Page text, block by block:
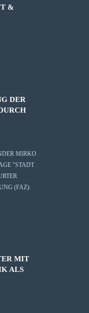
&
DER
MIRKO
"STADT
(FAZ):
MIT
ALS